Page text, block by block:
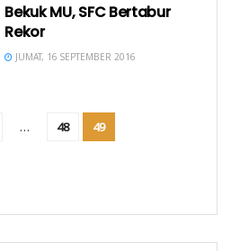
Bekuk MU, SFC Bertabur
Rekor
JUMAT, 16 SEPTEMBER 2016
… 48 49